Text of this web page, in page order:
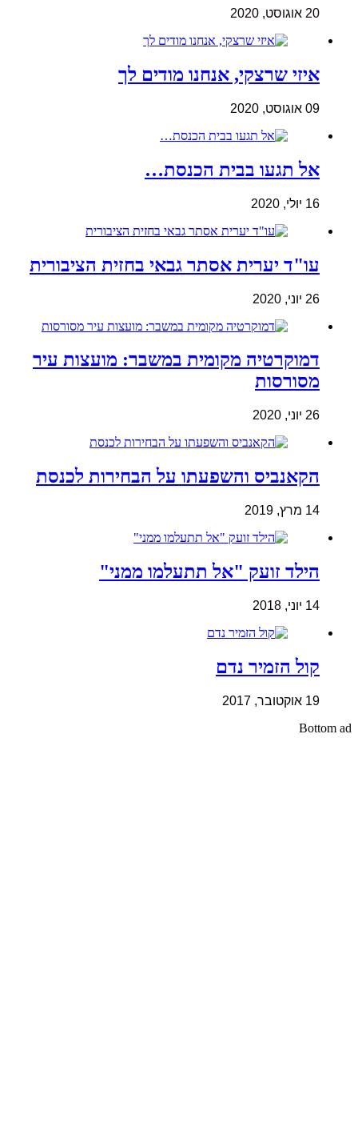
20 אוגוסט, 2020
איזי שרצקי, אנחנו מודים לך
09 אוגוסט, 2020
אל תגעו בבית הכנסת…
16 יולי, 2020
עו"ד יערית אסתר גבאי בחזית הציבורית
26 יוני, 2020
דמוקרטיה מקומית במשבר: מועצות עיר
מסורסות
26 יוני, 2020
הקאנביס והשפעתו על הבחירות לכנסת
14 מרץ, 2019
הילד זועק "אל תתעלמו ממני"
14 יוני, 2018
קול הזמיר נדם
19 אוקטובר, 2017
Bottom ad